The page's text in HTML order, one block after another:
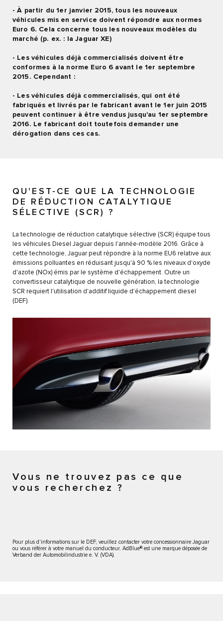
- À partir du 1er janvier 2015, tous les nouveaux
véhicules mis en service doivent répondre aux normes
Euro 6. Cela concerne tous les nouveaux modèles du
marché (p. ex. : la Jaguar XE)
- Les véhicules déjà commercialisés doivent être
conformes à la norme Euro 6 avant le 1er septembre
2015. Cependant :
- Les véhicules déjà commercialisés, qui ont été
fabriqués et livrés par le fabricant avant le 1er juin 2015
peuvent continuer à être vendus jusqu'au 1er septembre
2016. Le fabricant doit toutefois demander une
dérogation dans ces cas.
QU'EST-CE QUE LA TECHNOLOGIE
DE RÉDUCTION CATALYTIQUE
SÉLECTIVE (SCR) ?
La technologie de réduction catalytique sélective (SCR) équipe tous
les véhicules Diesel Jaguar depuis l'année-modèle 2016. Grâce à
cette technologie, Jaguar peut répondre à la norme EU6 relative aux
émissions polluantes en réduisant jusqu'à 90 % les niveaux d'oxyde
d'azote (NOx) émis par le système d'échappement. Outre un
convertisseur catalytique de nouvelle génération, la technologie
SCR requiert l'utilisation d'additif liquide d'échappement diesel
(DEF).
Vous ne trouvez pas ce que
vous recherchez ?
Pour plus d'informations sur le DEF, veuillez contacter votre concessionnaire Jaguar
ou vous référer à votre manuel du conducteur. AdBlue® est une marque déposée de
Verband der Automobilindustrie e. V. (VDA).